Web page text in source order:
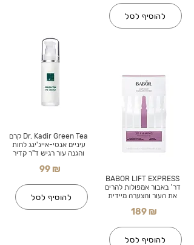
Dr. Kadir Green Tea קרם
עיניים אנטי-אייג'ינג לחות
והגנה עור רגיש ד"ר קדיר
99 ₪
להוסיף לסל
להוסיף לסל
BABOR LIFT EXPRESS
דר' באבור אמפולות להרים
את העור והצערה מיידית
189 ₪
להוסיף לסל